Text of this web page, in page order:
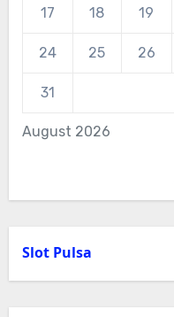
August 2026
17 18 19
24 25 26
31
Slot Pulsa